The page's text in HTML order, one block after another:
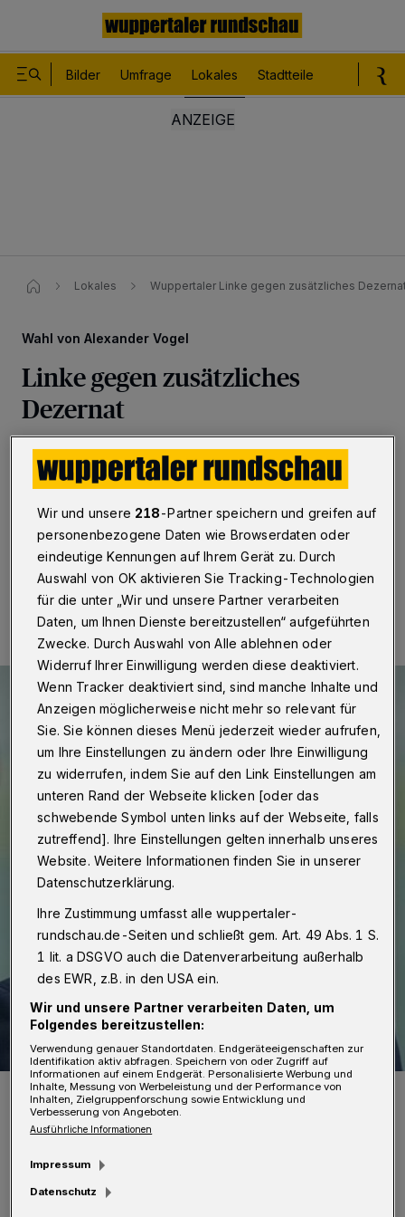
Bilder Umfrage Lokales Stadtteile
Lokales Wuppertaler Linke gegen zusätzliches
Wahl von Alexander Vogel
Linke gegen zusätzliches
Dezernat
Wuppertal·Die Wuppertaler Linke lehnt die Wahl von
Alexander Vogel zum Beigeordneten für das
neugebildete Dezernat für Personal, Digitalisierung und
Wirtschaft ab.
07.06.2023 , 07:30 Uhr Eine Minute Lesezeit
Der designierte Beigeordnete Alexander Vogel.
Foto: Stadt Köln
Wir und unsere 218-Partner speichern und greifen auf
personenbezogene Daten wie Browserdaten oder
eindeutige Kennungen auf Ihrem Gerät zu. Durch
Auswahl von OK aktivieren Sie Tracking-Technologien
für die unter „Wir und unsere Partner verarbeiten
Daten, um Ihnen Dienste bereitzustellen“ aufgeführten
Zwecke. Durch Auswahl von Alle ablehnen oder
Widerruf Ihrer Einwilligung werden diese deaktiviert.
Wenn Tracker deaktiviert sind, sind manche Inhalte und
Anzeigen möglicherweise nicht mehr so relevant für
Sie. Sie können dieses Menü jederzeit wieder aufrufen,
um Ihre Einstellungen zu ändern oder Ihre Einwilligung
zu widerrufen, indem Sie auf den Link Einstellungen am
unteren Rand der Webseite klicken [oder das
schwebende Symbol unten links auf der Webseite, falls
zutreffend]. Ihre Einstellungen gelten innerhalb unseres
Website. Weitere Informationen finden Sie in unserer
Datenschutzerklärung.
Ihre Zustimmung umfasst alle wuppertaler-
rundschau.de-Seiten und schließt gem. Art. 49 Abs. 1 S.
1 lit. a DSGVO auch die Datenverarbeitung außerhalb
des EWR, z.B. in den USA ein.
Wir und unsere Partner verarbeiten Daten, um
Folgendes bereitzustellen:
Verwendung genauer Standortdaten. Endgeräteeigenschaften zur
Identifikation aktiv abfragen. Speichern von oder Zugriff auf
Informationen auf einem Endgerät. Personalisierte Werbung und
Inhalte, Messung von Werbeleistung und der Performance von
Inhalten, Zielgruppenforschung sowie Entwicklung und
Verbesserung von Angeboten.
Ausführliche Informationen
Impressum
Datenschutz